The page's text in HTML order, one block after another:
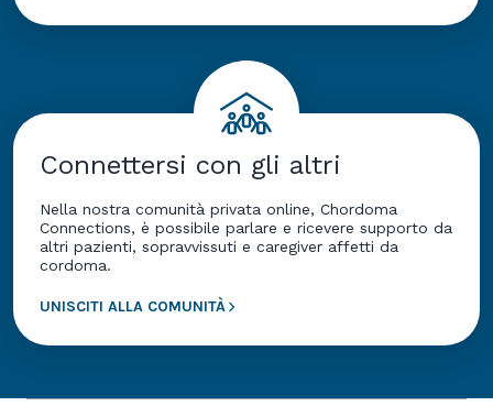
Connettersi con gli altri
Nella nostra comunità privata online, Chordoma
Connections, è possibile parlare e ricevere supporto da
altri pazienti, sopravvissuti e caregiver affetti da
cordoma.
UNISCITI ALLA COMUNITÀ